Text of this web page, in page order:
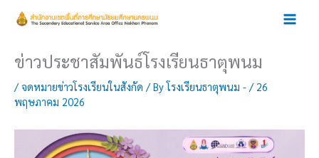
ข่าวประชาสัมพันธ์โรงเรียนธาตุพนม
/จดหมายข่าวโรงเรียนในสังกัด / Byโรงเรียนธาตุพนม - / 26
พฤษภาคม 2026